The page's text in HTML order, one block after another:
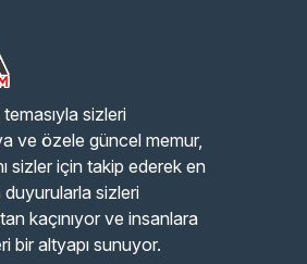
sizleri
ve özele güncel memur,
sizler için takip ederek en
sizleri
kaçınıyor ve insanlara
bir altyapı sunuyor.